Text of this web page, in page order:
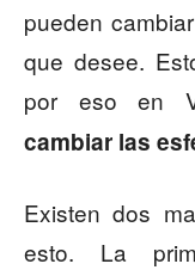
pueden
que desee.
por eso en
cambiar las
Existen dos
esto. La